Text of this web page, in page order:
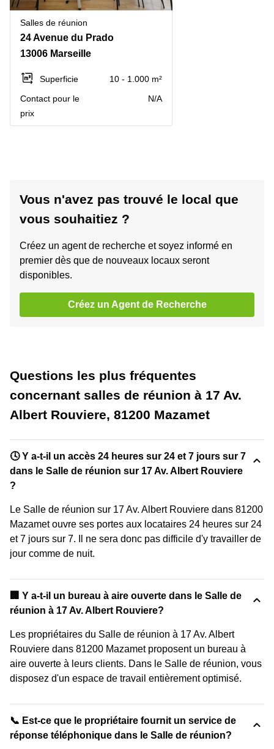
Salles de réunion
24 Avenue du Prado
13006 Marseille
Superficie
10 - 1.000 m²
Contact pour le
prix
N/A
Vous n'avez pas trouvé le local que
vous souhaitiez ?
Créez un agent de recherche et soyez informé en
premier dès que de nouveaux locaux seront
disponibles.
Créez un Agent de Recherche
Questions les plus fréquentes
concernant salles de réunion à 17 Av.
Albert Rouviere, 81200 Mazamet
🕓 Y a-t-il un accès 24 heures sur 24 et 7 jours sur 7
dans le Salle de réunion sur 17 Av. Albert Rouviere
?
Le Salle de réunion sur 17 Av. Albert Rouviere dans 81200
Mazamet ouvre ses portes aux locataires 24 heures sur 24
et 7 jours sur 7. Il ne sera donc pas difficile d'y travailler de
jour comme de nuit.
‍🏢 Y a-t-il un bureau à aire ouverte dans le Salle de
réunion à 17 Av. Albert Rouviere?
Les propriétaires du Salle de réunion à 17 Av. Albert
Rouviere dans 81200 Mazamet proposent un bureau à
aire ouverte à leurs clients. Dans le Salle de réunion, vous
disposez d'un espace de travail entièrement optimisé.
📞 Est-ce que le propriétaire fournit un service de
réponse téléphonique dans le Salle de réunion?